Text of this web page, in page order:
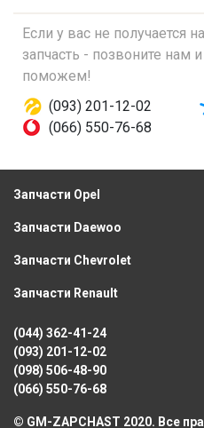
Если у вас не получается
запчасть - позвоните
поможем!
(093) 201-12-02
(066) 550-76-68
Запчасти Opel
Запчасти Daewoo
Запчасти Chevrolet
Запчасти Renault
(044) 362-41-24
(093) 201-12-02
(098) 506-48-90
(066) 550-76-68
© GM-ZAPCHAST 2020. Все